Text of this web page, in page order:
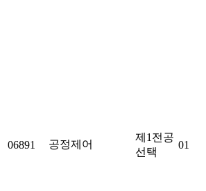
06891 공정제어
제1전공
선택
01